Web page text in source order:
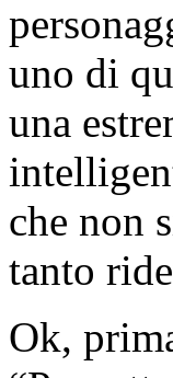
uno di
una
che non
tanto
Ok,